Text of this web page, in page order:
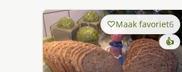
Maak favoriet6
👍